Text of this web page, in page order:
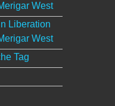
West
Liberation
West
Tag